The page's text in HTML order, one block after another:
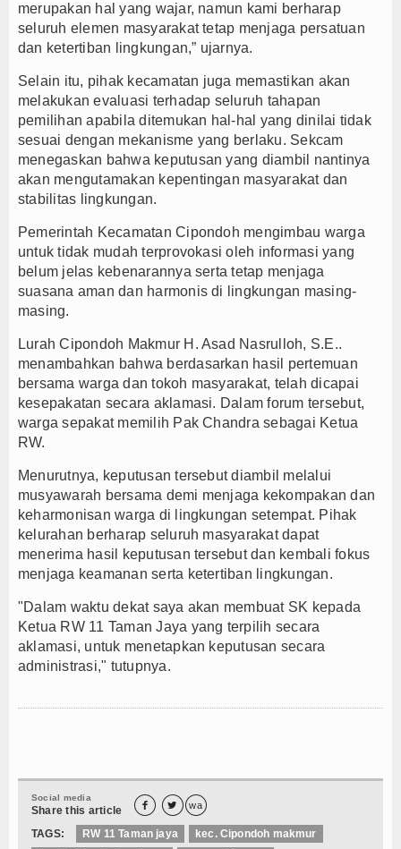
merupakan hal yang wajar, namun kami berharap
seluruh elemen masyarakat tetap menjaga persatuan
dan ketertiban lingkungan,” ujarnya.
Selain itu, pihak kecamatan juga memastikan akan
melakukan evaluasi terhadap seluruh tahapan
pemilihan apabila ditemukan hal-hal yang dinilai tidak
sesuai dengan mekanisme yang berlaku. Sekcam
menegaskan bahwa keputusan yang diambil nantinya
akan mengutamakan kepentingan masyarakat dan
stabilitas lingkungan.
Pemerintah Kecamatan Cipondoh mengimbau warga
untuk tidak mudah terprovokasi oleh informasi yang
belum jelas kebenarannya serta tetap menjaga
suasana aman dan harmonis di lingkungan masing-
masing.
Lurah Cipondoh Makmur H. Asad Nasrulloh, S.E..
menambahkan bahwa berdasarkan hasil pertemuan
bersama warga dan tokoh masyarakat, telah dicapai
kesepakatan secara aklamasi. Dalam forum tersebut,
warga sepakat memilih Pak Chandra sebagai Ketua
RW.
Menurutnya, keputusan tersebut diambil melalui
musyawarah bersama demi menjaga kekompakan dan
keharmonisan warga di lingkungan setempat. Pihak
kelurahan berharap seluruh masyarakat dapat
menerima hasil keputusan tersebut dan kembali fokus
menjaga keamanan serta ketertiban lingkungan.
"Dalam waktu dekat saya akan membuat SK kepada
Ketua RW 11 Taman Jaya yang terpilih secara
aklamasi, untuk menetapkan keputusan secara
administrasi," tutupnya.
Social media
Share this article   wa
TAGS: RW 11 Taman jaya
kec. Cipondoh makmur